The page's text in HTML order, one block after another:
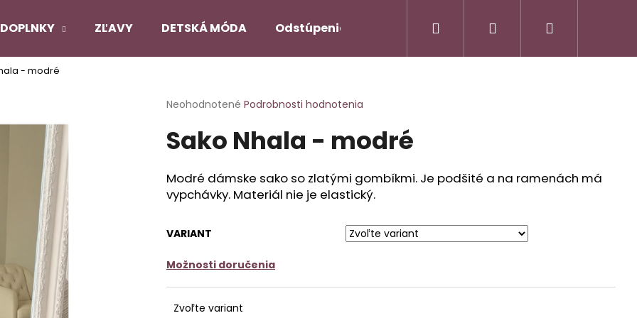
DOPLNKY ZĽAVY DETSKÁ MÓDA Odstúpenie od zmluvy/Vrátenie tovaru Napíšte nám
Hľadať Prihlásenie
- modré
Priemerné
produktu
je
z
5
hviezdičiek.
Neohodnotené Podrobnosti hodnotenia
Sako Nhala - modré
Modré dámske sako so zlatými gombíkmi. Je podšité a na ramenách má
vypchávky. Materiál nie je elastický.
VARIANT
Možnosti doručenia
Zvoľte variant
Čo potrebujete nájsť?
HĽADAŤ
Odporúčame
Nasledujúce
PANČUCHY NUENO
€12,90
SATÉNOVÝ PYŽAMOVÝ TROJKOMPLET -
€22,90